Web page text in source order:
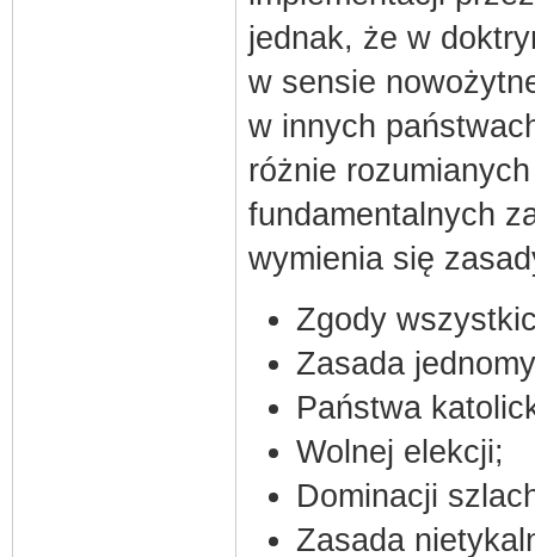
jednak, że w
w sensie
w innych
różnie
fundamentalnych
wymienia się
Zgody
Zasada
Państwa
Wolnej elekcji;
Dominacji
Zasada